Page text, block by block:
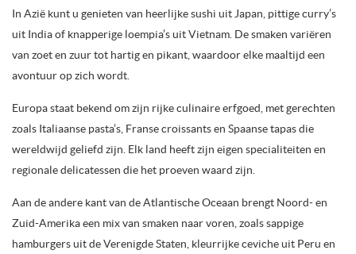
In Azië kunt u genieten van heerlijke sushi uit Japan, pittige curry’s
uit India of knapperige loempia’s uit Vietnam. De smaken variëren
van zoet en zuur tot hartig en pikant, waardoor elke maaltijd een
avontuur op zich wordt.
Europa staat bekend om zijn rijke culinaire erfgoed, met gerechten
zoals Italiaanse pasta’s, Franse croissants en Spaanse tapas die
wereldwijd geliefd zijn. Elk land heeft zijn eigen specialiteiten en
regionale delicatessen die het proeven waard zijn.
Aan de andere kant van de Atlantische Oceaan brengt Noord- en
Zuid-Amerika een mix van smaken naar voren, zoals sappige
hamburgers uit de Verenigde Staten, kleurrijke ceviche uit Peru en